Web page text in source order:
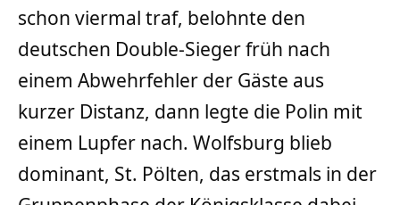
schon viermal traf, belohnte den
deutschen Double-Sieger früh nach
einem Abwehrfehler der Gäste aus
kurzer Distanz, dann legte die Polin mit
einem Lupfer nach. Wolfsburg blieb
dominant, St. Pölten, das erstmals in der